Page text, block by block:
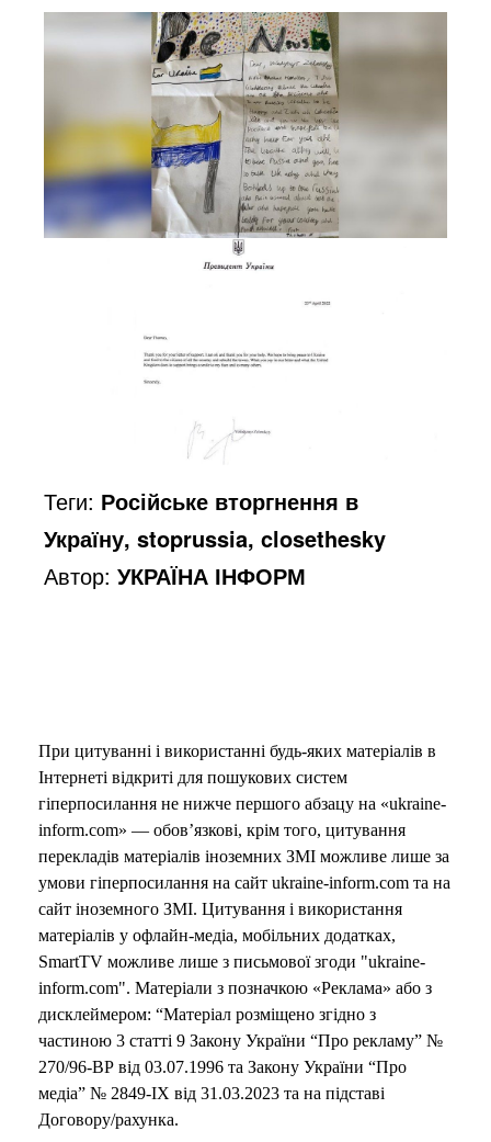
Теги: Російське вторгнення в
Україну, stoprussia, closethesky
Автор:УКРАЇНА ІНФОРМ
При цитуванні і використанні будь-яких матеріалів в
Інтернеті відкриті для пошукових систем
гіперпосилання не нижче першого абзацу на «ukraine-
inform.com» — обов’язкові, крім того, цитування
перекладів матеріалів іноземних ЗМІ можливе лише за
умови гіперпосилання на сайт ukraine-inform.com та на
сайт іноземного ЗМІ. Цитування і використання
матеріалів у офлайн-медіа, мобільних додатках,
SmartTV можливе лише з письмової згоди "ukraine-
inform.com". Матеріали з позначкою «Реклама» або з
дисклеймером: “Матеріал розміщено згідно з
частиною 3 статті 9 Закону України “Про рекламу” №
270/96-ВР від 03.07.1996 та Закону України “Про
медіа” № 2849-IX від 31.03.2023 та на підставі
Договору/рахунка.